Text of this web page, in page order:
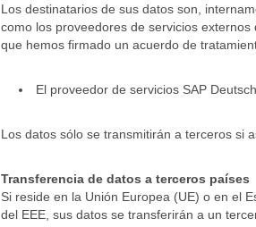
Los destinatarios de sus datos son,
como los proveedores de servicios
que hemos firmado un acuerdo de
El proveedor de servicios SAP
Los datos sólo se transmitirán a terceros si
Transferencia de datos a terceros países
Si reside en la Unión Europea (UE) o en el
del EEE, sus datos se transferirán a un